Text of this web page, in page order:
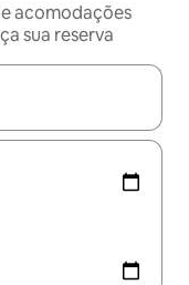
acomodações
sua reserva
explore-os